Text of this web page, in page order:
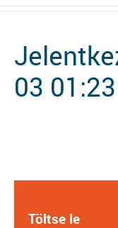
03 01:23
Töltse le